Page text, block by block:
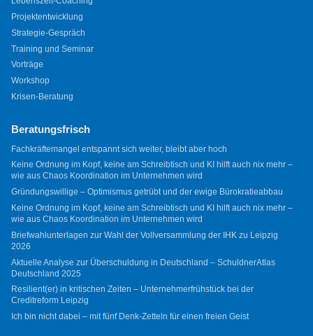
Projektentwicklung
Strategie-Gespräch
Training und Seminar
Vorträge
Workshop
Krisen-Beratung
Beratungsfrisch
Fachkräftemangel entspannt sich weiter, bleibt aber hoch
Keine Ordnung im Kopf, keine am Schreibtisch und KI hilft auch nix mehr –
wie aus Chaos Koordination im Unternehmen wird
Gründungswillige – Optimismus getrübt und der ewige Bürokratieabbau
Keine Ordnung im Kopf, keine am Schreibtisch und KI hilft auch nix mehr –
wie aus Chaos Koordination im Unternehmen wird
Briefwahlunterlagen zur Wahl der Vollversammlung der IHK zu Leipzig
2026
Aktuelle Analyse zur Überschuldung in Deutschland – SchuldnerAtlas
Deutschland 2025
Resilient(er) in kritischen Zeiten – Unternehmerfrühstück bei der
Creditreform Leipzig
Ich bin nicht dabei – mit fünf Denk-Zetteln für einen freien Geist